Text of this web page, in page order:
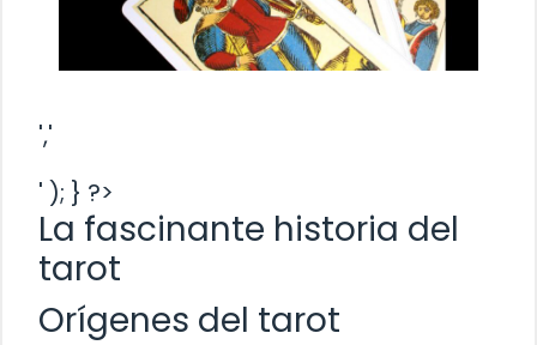
','
' ); } ?>
La fascinante historia del
tarot
Orígenes del tarot